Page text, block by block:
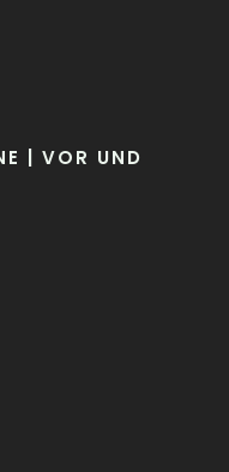
| VOR UND